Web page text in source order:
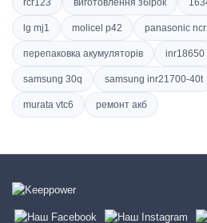
lg mj1 molicel p42 panasonic
перепаковка акумуляторів inr18650
samsung 30q samsung inr21700-40t
murata vtc6 ремонт акб